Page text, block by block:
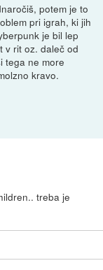
potem je to
pri igrah, ki jih
je bil lep
v rit oz. daleč od
tega ne more
kravo.
treba je